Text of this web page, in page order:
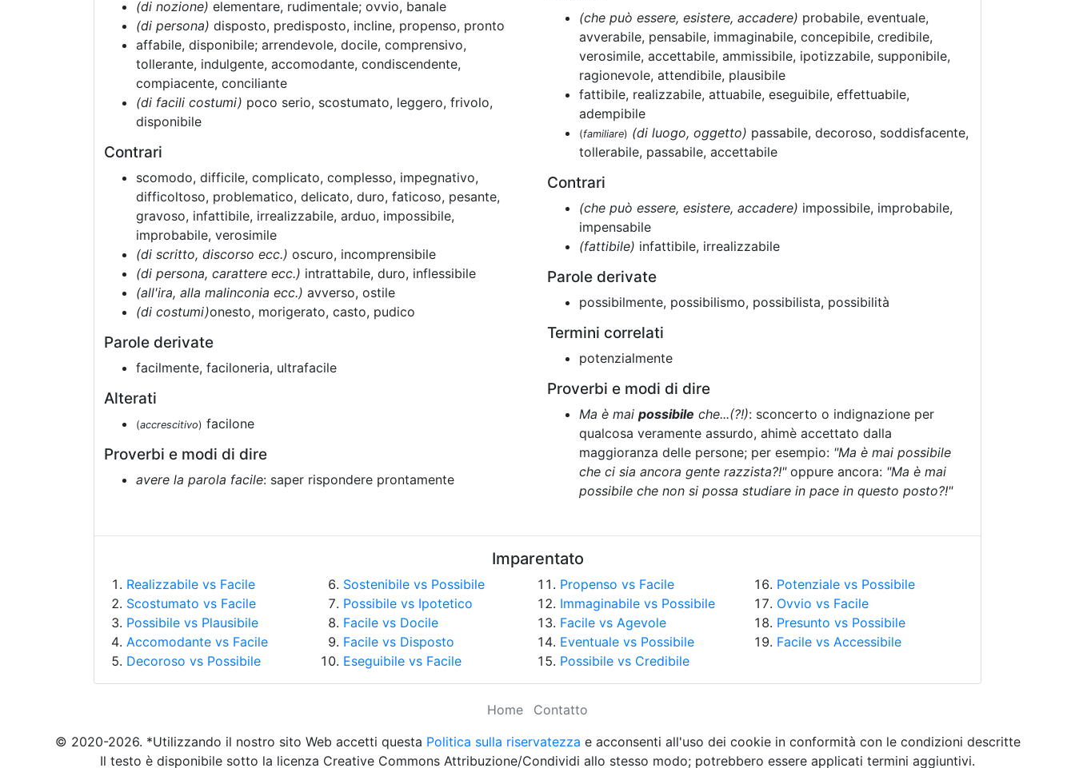
(di nozione) elementare, rudimentale; ovvio, banale
(di persona) disposto, predisposto, incline, propenso, pronto
affabile, disponibile; arrendevole, docile, comprensivo,
tollerante, indulgente, accomodante, condiscendente,
compiacente, conciliante
(di facili costumi) poco serio, scostumato, leggero, frivolo,
disponibile
Contrari
scomodo, difficile, complicato, complesso, impegnativo,
difficoltoso, problematico, delicato, duro, faticoso, pesante,
gravoso, infattibile, irrealizzabile, arduo, impossibile,
improbabile, verosimile
(di scritto, discorso ecc.) oscuro, incomprensibile
(di persona, carattere ecc.) intrattabile, duro, inflessibile
(all'ira, alla malinconia ecc.) avverso, ostile
(di costumi)onesto, morigerato, casto, pudico
Parole derivate
facilmente, faciloneria, ultrafacile
Alterati
(accrescitivo) facilone
Proverbi e modi di dire
avere la parola facile: saper rispondere prontamente
(che può essere, esistere, accadere) probabile, eventuale,
avverabile, pensabile, immaginabile, concepibile, credibile,
verosimile, accettabile, ammissibile, ipotizzabile, supponibile,
ragionevole, attendibile, plausibile
fattibile, realizzabile, attuabile, eseguibile, effettuabile,
adempibile
(familiare) (di luogo, oggetto) passabile, decoroso, soddisfacente,
tollerabile, passabile, accettabile
Contrari
(che può essere, esistere, accadere) impossibile, improbabile,
impensabile
(fattibile) infattibile, irrealizzabile
Parole derivate
possibilmente, possibilismo, possibilista, possibilità
Termini correlati
potenzialmente
Proverbi e modi di dire
Ma è mai possibile che...(?!): sconcerto o indignazione per
qualcosa veramente assurdo, ahimè accettato dalla
maggioranza delle persone; per esempio: "Ma è mai possibile
che ci sia ancora gente razzista?!"oppure ancora: "Ma è mai
possibile che non si possa studiare in pace in questo posto?!"
Imparentato
Realizzabile vs Facile
Scostumato vs Facile
Possibile vs Plausibile
Accomodante vs Facile
Decoroso vs Possibile
Sostenibile vs Possibile
Possibile vs Ipotetico
Facile vs Docile
Facile vs Disposto
Eseguibile vs Facile
Propenso vs Facile
Immaginabile vs Possibile
Facile vs Agevole
Eventuale vs Possibile
Possibile vs Credibile
Potenziale vs Possibile
Ovvio vs Facile
Presunto vs Possibile
Facile vs Accessibile
Home
Contatto
© 2020-2026. *Utilizzando il nostro sito Web accetti questa Politica sulla riservatezza e acconsenti all'uso dei cookie in conformità con le condizioni descritte
Il testo è disponibile sotto la licenza Creative Commons Attribuzione/Condividi allo stesso modo; potrebbero essere applicati termini aggiuntivi.